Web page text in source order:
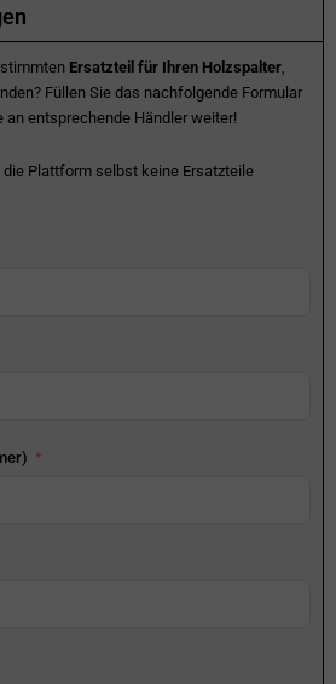
Ersatzteil für Ihren Holzspalter,
Füllen Sie das nachfolgende Formular
an entsprechende Händler weiter!
Plattform selbst keine Ersatzteile